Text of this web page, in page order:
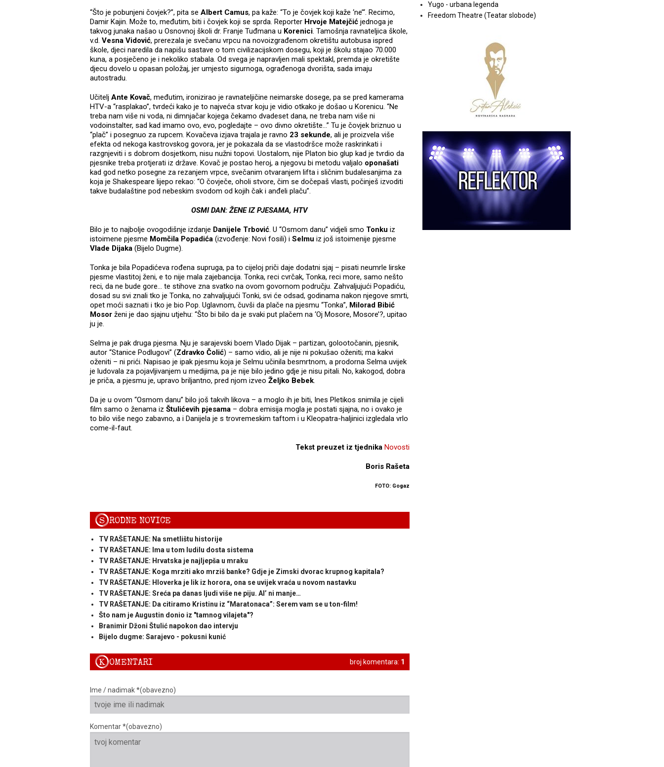
“Što je pobunjeni čovjek?”, pita se Albert Camus, pa kaže: “To je čovjek koji kaže ‘ne’“. Recimo,
Damir Kajin. Može to, međutim, biti i čovjek koji se sprda. Reporter Hrvoje Matejčić jednoga je
takvog junaka našao u Osnovnoj školi dr. Franje Tuđmana u Korenici. Tamošnja ravnateljica škole,
v.d. Vesna Vidović, prerezala je svečanu vrpcu na novoizgrađenom okretištu autobusa ispred
škole, djeci naredila da napišu sastave o tom civilizacijskom dosegu, koji je školu stajao 70.000
kuna, a posječeno je i nekoliko stabala. Od svega je napravljen mali spektakl, premda je okretište
djecu dovelo u opasan položaj, jer umjesto sigurnoga, ograđenoga dvorišta, sada imaju
autostradu.
Učitelj Ante Kovač, međutim, ironizirao je ravnateljičine neimarske dosege, pa se pred kamerama
HTV-a “rasplakao”, tvrdeći kako je to najveća stvar koju je vidio otkako je došao u Korenicu. “Ne
treba nam više ni voda, ni dimnjačar kojega čekamo dvadeset dana, ne treba nam više ni
vodoinstalter, sad kad imamo ovo, evo, pogledajte – ovo divno okretište…” Tu je čovjek briznuo u
“plač” i posegnuo za rupcem. Kovačeva izjava trajala je ravno 23 sekunde, ali je proizvela više
efekta od nekoga kastrovskog govora, jer je pokazala da se vlastodršce može raskrinkati i
razgnjeviti i s dobrom dosjetkom, nisu nužni topovi. Uostalom, nije Platon bio glup kad je tvrdio da
pjesnike treba protjerati iz države. Kovač je postao heroj, a njegovu bi metodu valjalo oponašati
kad god netko posegne za rezanjem vrpce, svečanim otvaranjem lifta i sličnim budalesanjima za
koja je Shakespeare lijepo rekao: “O čovječe, oholi stvore, čim se dočepaš vlasti, počinješ izvoditi
takve budalaštine pod nebeskim svodom od kojih čak i anđeli plaču”.
OSMI DAN: ŽENE IZ PJESAMA, HTV
Bilo je to najbolje ovogodišnje izdanje Danijele Trbović. U “Osmom danu” vidjeli smo Tonku iz
istoimene pjesme Momčila Popadića (izvođenje: Novi fosili) i Selmu iz još istoimenije pjesme
Vlade Dijaka (Bijelo Dugme).
Tonka je bila Popadićeva rođena supruga, pa to cijeloj priči daje dodatni sjaj – pisati neumrle lirske
pjesme vlastitoj ženi, e to nije mala zajebancija. Tonka, reci cvrčak, Tonka, reci more, samo nešto
reci, da ne bude gore… te stihove zna svatko na ovom govornom području. Zahvaljujući Popadiću,
dosad su svi znali tko je Tonka, no zahvaljujući Tonki, svi će odsad, godinama nakon njegove smrti,
opet moći saznati i tko je bio Pop. Uglavnom, čuvši da plače na pjesmu “Tonka”, Milorad Bibić
Mosor ženi je dao sjajnu utjehu: “Što bi bilo da je svaki put plačem na ‘Oj Mosore, Mosore’?, upitao
ju je.
Selma je pak druga pjesma. Nju je sarajevski boem Vlado Dijak – partizan, golootočanin, pjesnik,
autor “Stanice Podlugovi” (Zdravko Čolić) – samo vidio, ali je nije ni pokušao oženiti; ma kakvi
oženiti – ni prići. Napisao je ipak pjesmu koja je Selmu učinila besmrtnom, a prodorna Selma uvijek
je ludovala za pojavljivanjem u medijima, pa je nije bilo jedino gdje je nisu pitali. No, kakogod, dobra
je priča, a pjesmu je, upravo briljantno, pred njom izveo Željko Bebek.
Da je u ovom “Osmom danu” bilo još takvih likova – a moglo ih je biti, Ines Pletikos snimila je cijeli
film samo o ženama iz Štulićevih pjesama – dobra emisija mogla je postati sjajna, no i ovako je
to bilo više nego zabavno, a i Danijela je s trovremeskim taftom i u Kleopatra-haljinici izgledala vrlo
come-il-faut.
Tekst preuzet iz tjednika Novosti
Boris Rašeta
FOTO: Gogaz
SRODNE NOVICE
TV RAŠETANJE: Na smetlištu historije
TV RAŠETANJE: Ima u tom ludilu dosta sistema
TV RAŠETANJE: Hrvatska je najljepša u mraku
TV RAŠETANJE: Koga mrziti ako mrziš banke? Gdje je Zimski dvorac krupnog kapitala?
TV RAŠETANJE: Hloverka je lik iz horora, ona se uvijek vraća u novom nastavku
TV RAŠETANJE: Sreća pa danas ljudi više ne piju. Al’ ni manje…
TV RAŠETANJE: Da citiramo Kristinu iz “Maratonaca”: Serem vam se u ton-film!
Što nam je Augustin donio iz "tamnog vilajeta"?
Branimir Džoni Štulić napokon dao intervju
Bijelo dugme: Sarajevo - pokusni kunić
broj komentara: 1
KOMENTARI
Ime / nadimak *(obavezno)
Komentar *(obavezno)
Yugo - urbana legenda
Freedom Theatre (Teatar slobode)